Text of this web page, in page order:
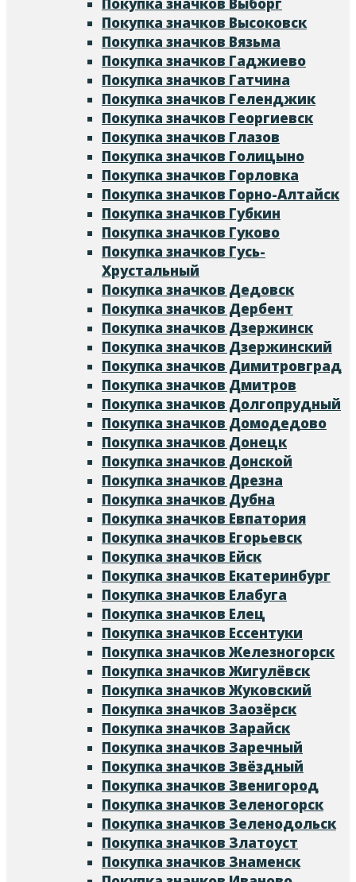
Покупка значков Высоковск
Покупка значков Вязьма
Покупка значков Гаджиево
Покупка значков Гатчина
Покупка значков Геленджик
Покупка значков Георгиевск
Покупка значков Глазов
Покупка значков Голицыно
Покупка значков Горловка
Покупка значков Горно-Алтайск
Покупка значков Губкин
Покупка значков Гуково
Покупка значков Гусь-
Хрустальный
Покупка значков Дедовск
Покупка значков Дербент
Покупка значков Дзержинск
Покупка значков Дзержинский
Покупка значков Димитровград
Покупка значков Дмитров
Покупка значков Долгопрудный
Покупка значков Домодедово
Покупка значков Донецк
Покупка значков Донской
Покупка значков Дрезна
Покупка значков Дубна
Покупка значков Евпатория
Покупка значков Егорьевск
Покупка значков Ейск
Покупка значков Екатеринбург
Покупка значков Елабуга
Покупка значков Елец
Покупка значков Ессентуки
Покупка значков Железногорск
Покупка значков Жигулёвск
Покупка значков Жуковский
Покупка значков Заозёрск
Покупка значков Зарайск
Покупка значков Заречный
Покупка значков Звёздный
Покупка значков Звенигород
Покупка значков Зеленогорск
Покупка значков Зеленодольск
Покупка значков Златоуст
Покупка значков Знаменск